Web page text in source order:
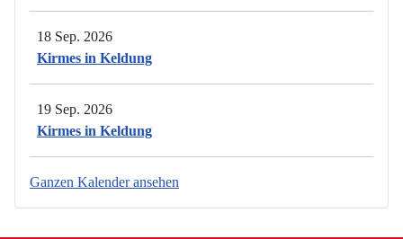
18 Sep. 2026
Kirmes in Keldung
19 Sep. 2026
Kirmes in Keldung
Ganzen Kalender ansehen